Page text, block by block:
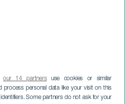
our 14 partnersuse cookies or similar
process personal data like your visit on this
Some partners do not ask for your